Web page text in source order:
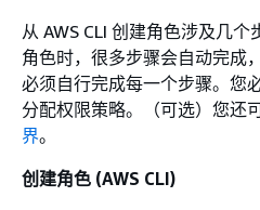
从 AWS CLI 创建角色涉及几
角色时，很多步骤会自动完成
必须自行完成每一个步骤。您
分配权限策略。（可选）您还
界。
创建角色 (AWS CLI)